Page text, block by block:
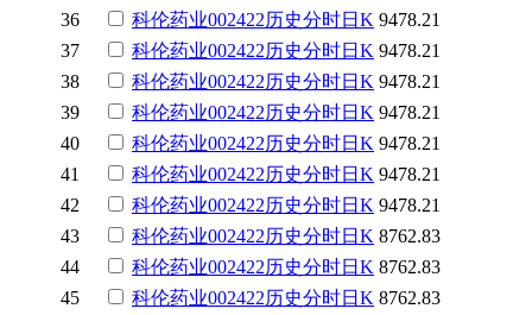
36
科伦药业002422历史分时日K 9478.21
37
科伦药业002422历史分时日K 9478.21
38
科伦药业002422历史分时日K 9478.21
39
科伦药业002422历史分时日K 9478.21
40
科伦药业002422历史分时日K 9478.21
41
科伦药业002422历史分时日K 9478.21
42
科伦药业002422历史分时日K 9478.21
43
科伦药业002422历史分时日K 8762.83
44
科伦药业002422历史分时日K 8762.83
45
科伦药业002422历史分时日K 8762.83